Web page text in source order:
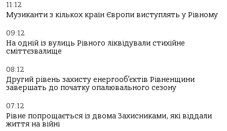
11:12
Музиканти з кількох країн Європи виступлять у Рівному
09:12
На одній із вулиць Рівного ліквідували стихійне
сміттєзвалище
08:12
Другий рівень захисту енергооб’єктів Рівненщини
завершать до початку опалювального сезону
07:12
Рівне попрощається із двома Захисниками, які віддали
життя на війні